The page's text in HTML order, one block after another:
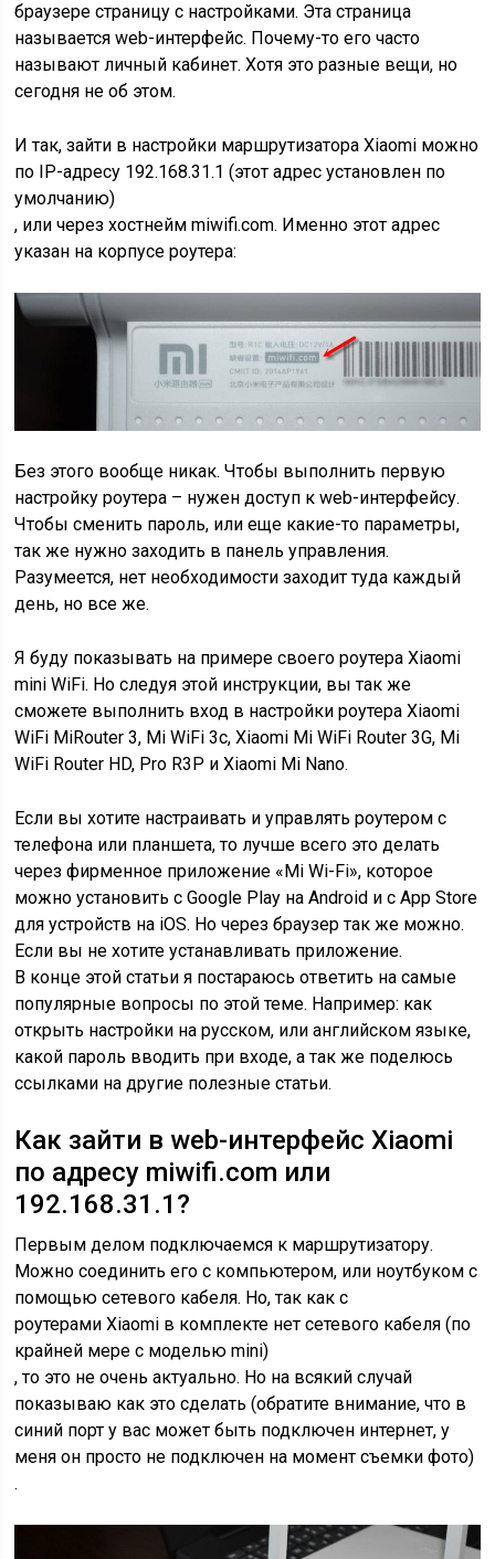
браузере страницу с настройками. Эта страница
называется web-интерфейс. Почему-то его часто
называют личный кабинет. Хотя это разные вещи, но
сегодня не об этом.
И так, зайти в настройки маршрутизатора Xiaomi можно
по IP-адресу 192.168.31.1(этот адрес установлен по
умолчанию)
, или через хостнейм miwifi.com. Именно этот адрес
указан на корпусе роутера:
Без этого вообще никак. Чтобы выполнить первую
настройку роутера – нужен доступ к web-интерфейсу.
Чтобы сменить пароль, или еще какие-то параметры,
так же нужно заходить в панель управления.
Разумеется, нет необходимости заходит туда каждый
день, но все же.
Я буду показывать на примере своего роутера Xiaomi
mini WiFi. Но следуя этой инструкции, вы так же
сможете выполнить вход в настройки роутера Xiaomi
WiFi MiRouter 3, Mi WiFi 3c, Xiaomi Mi WiFi Router 3G, Mi
WiFi Router HD, Pro R3P и Xiaomi Mi Nano.
Если вы хотите настраивать и управлять роутером с
телефона или планшета, то лучше всего это делать
через фирменное приложение «Mi Wi-Fi», которое
можно установить с Google Play на Android и с App Store
для устройств на iOS. Но через браузер так же можно.
Если вы не хотите устанавливать приложение.
В конце этой статьи я постараюсь ответить на самые
популярные вопросы по этой теме. Например: как
открыть настройки на русском, или английском языке,
какой пароль вводить при входе, а так же поделюсь
ссылками на другие полезные статьи.
Как зайти в web-интерфейс Xiaomi
по адресу miwifi.com или
192.168.31.1?
Первым делом подключаемся к маршрутизатору.
Можно соединить его с компьютером, или ноутбуком с
помощью сетевого кабеля. Но, так как с
роутерами Xiaomi в комплекте нет сетевого кабеля(по
крайней мере с моделью mini)
, то это не очень актуально. Но на всякий случай
показываю как это сделать(обратите внимание, что в
синий порт у вас может быть подключен интернет, у
меня он просто не подключен на момент съемки фото)
.